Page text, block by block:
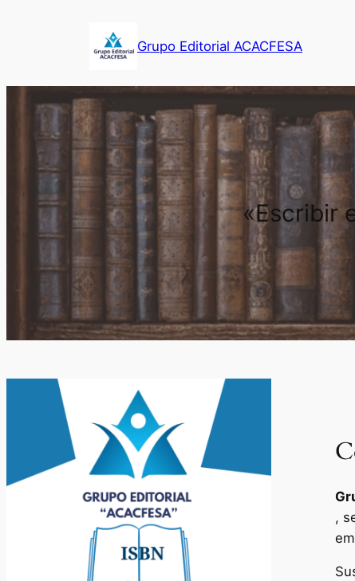
Grupo Editorial ACACFESA
«Escribir
,